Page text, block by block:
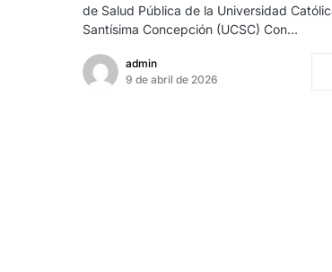
de Salud Pública de la Universidad
Santísima Concepción (UCSC) Con…
admin
9 de abril de 2026